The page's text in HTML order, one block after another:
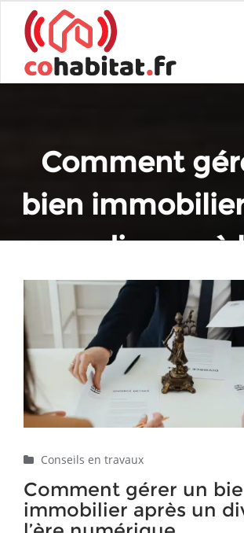
Comment
bien
un divorce à
Home
Conseils en
Comment gérer un bien immobilier après
numérique
Conseils en travaux
Comment gérer un
immobilier après un